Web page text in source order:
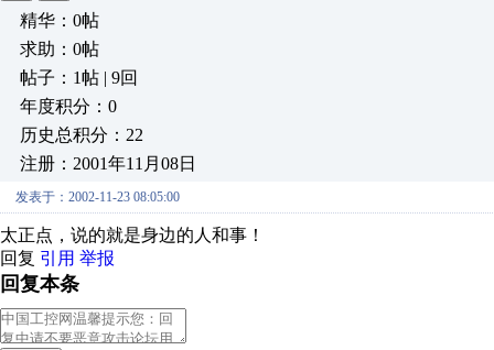
精华：0帖
求助：0帖
帖子：1帖 | 9回
年度积分：0
历史总积分：22
注册：2001年11月08日
发表于：2002-11-23 08:05:00
太正点，说的就是身边的人和事！
回复 引用 举报
回复本条